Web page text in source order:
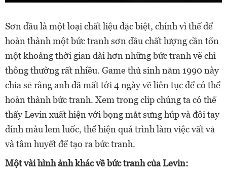
Sơn dầu là một loại chất liệu đặc biệt, chính vì thế để
hoàn thành một bức tranh sơn dầu chất lượng cần tốn
một khoảng thời gian dài hơn những bức tranh vẽ chì
thông thường rất nhiều. Game thủ sinh năm 1990 này
chia sẻ rằng anh đã mất tới 4 ngày vẽ liên tục để có thể
hoàn thành bức tranh. Xem trong clip chúng ta có thể
thấy Levin xuất hiện với bọng mắt sưng húp và đôi tay
dính màu lem luốc, thể hiện quá trình làm việc vất vả
và tâm huyết để tạo ra bức tranh.
Một vài hình ảnh khác về bức tranh của Levin: